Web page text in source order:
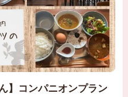
】コンパニオンプラン